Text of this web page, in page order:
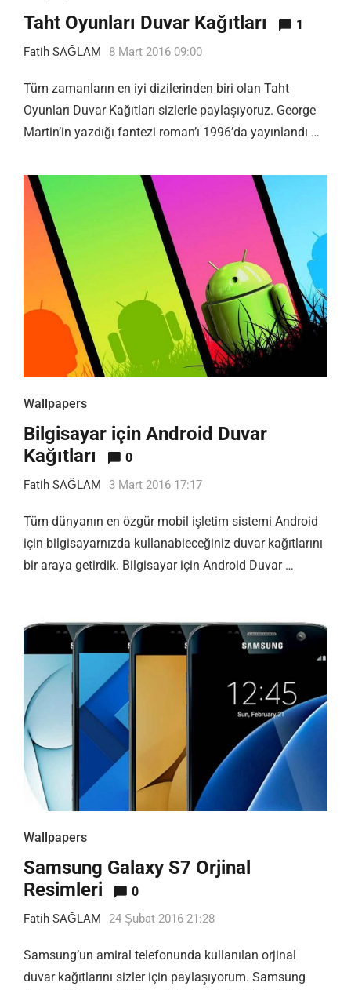
Taht Oyunları Duvar Kağıtları 1
Fatih SAĞLAM 8 Mart 2016 09:00
Tüm zamanların en iyi dizilerinden biri olan Taht
Oyunları Duvar Kağıtları sizlerle paylaşıyoruz. George
Martin’in yazdığı fantezi roman’ı 1996’da yayınlandı …
Wallpapers
Bilgisayar için Android Duvar
Kağıtları
0
Fatih SAĞLAM 3 Mart 2016 17:17
Tüm dünyanın en özgür mobil işletim sistemi Android
için bilgisayarnızda kullanabieceğiniz duvar kağıtlarını
bir araya getirdik. Bilgisayar için Android Duvar …
Wallpapers
Samsung Galaxy S7 Orjinal
Resimleri
0
Fatih SAĞLAM 24 Şubat 2016 21:28
Samsung’un amiral telefonunda kullanılan orjinal
duvar kağıtlarını sizler için paylaşıyorum. Samsung